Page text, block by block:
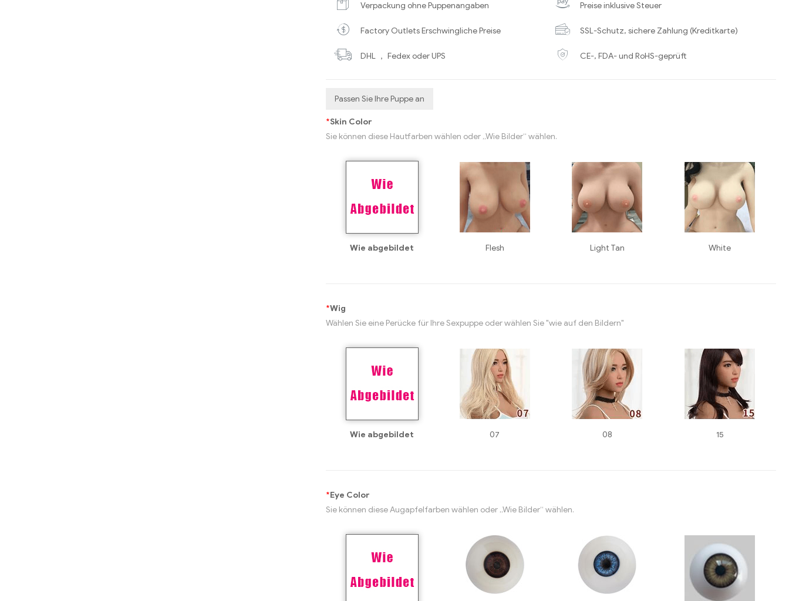
Verpackung ohne Puppenangaben Preise inklusive Steuer
Factory Outlets Erschwingliche Preise SSL-Schutz, sichere Zahlung (Kreditkarte)
DHL ， Fedex oder UPS CE-, FDA- und RoHS-geprüft
Passen Sie Ihre Puppe an
*Skin Color
Sie können diese Hautfarben wählen oder „Wie Bilder“ wählen.
Wie abgebildet Flesh Light Tan White
*Wig
Wählen Sie eine Perücke für Ihre Sexpuppe oder wählen Sie "wie auf den Bildern"
Wie abgebildet 07 08 15
*Eye Color
Sie können diese Augapfelfarben wählen oder „Wie Bilder“ wählen.